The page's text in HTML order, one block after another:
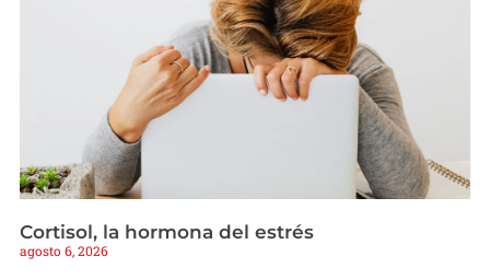
Cortisol, la hormona del estrés
agosto 6, 2026